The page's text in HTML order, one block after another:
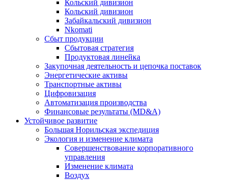
Кольский дивизион
Кольский дивизион
Забайкальский дивизион
Nkomati
Сбыт продукции
Сбытовая стратегия
Продуктовая линейка
Закупочная деятельность и цепочка поставок
Энергетические активы
Транспортные активы
Цифровизация
Автоматизация производства
Финансовые результаты (MD&A)
Устойчивое развитие
Большая Норильская экспедиция
Экология и изменение климата
Совершенствование корпоративного
управления
Изменение климата
Воздух